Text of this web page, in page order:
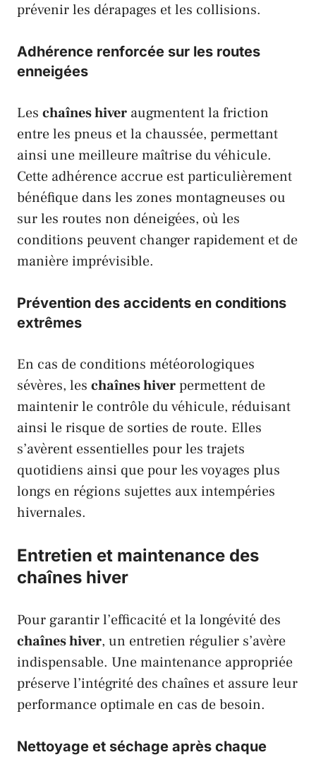
prévenir les dérapages et les collisions.
Adhérence renforcée sur les routes
enneigées
Les chaînes hiver augmentent la friction
entre les pneus et la chaussée, permettant
ainsi une meilleure maîtrise du véhicule.
Cette adhérence accrue est particulièrement
bénéfique dans les zones montagneuses ou
sur les routes non déneigées, où les
conditions peuvent changer rapidement et de
manière imprévisible.
Prévention des accidents en conditions
extrêmes
En cas de conditions météorologiques
sévères, les chaînes hiverpermettent de
maintenir le contrôle du véhicule, réduisant
ainsi le risque de sorties de route. Elles
s’avèrent essentielles pour les trajets
quotidiens ainsi que pour les voyages plus
longs en régions sujettes aux intempéries
hivernales.
Entretien et maintenance des
chaînes hiver
Pour garantir l’efficacité et la longévité des
chaînes hiver, un entretien régulier s’avère
indispensable. Une maintenance appropriée
préserve l’intégrité des chaînes et assure leur
performance optimale en cas de besoin.
Nettoyage et séchage après chaque